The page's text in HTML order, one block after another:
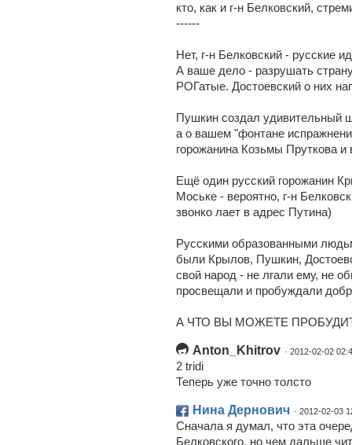
кто, как и г-н Белковский,
------
Нет, г-н Белковский - русские
А ваше дело - разрушать
РОГатые. Достоевский о них
Пушкин создал удивительный
а о вашем "фонтане
горожанина Козьмы Пруткова и
Ещё один русский горожанин
Моське - вероятно, г-н
звонко лает в адрес Путина)
Русскими образованными
были Крылов, Пушкин,
свой народ - не лгали ему, не
просвещали и пробуждали
А ЧТО ВЫ МОЖЕТЕ
Anton_Khitrov · 2012-02-02
2 tridi
Теперь уже точно толсто
Нина Дернович · 2012-02-03
Сначала я думал, что эта
Белковского, но чем дальше